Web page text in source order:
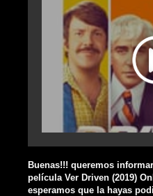
Buenas!!! queremos
película Ver Driven (2019)
esperamos que la hayas